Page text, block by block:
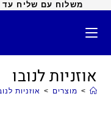
משלוח עם שליח עד
אוזניות לנובו
> מוצרים > אוזניות